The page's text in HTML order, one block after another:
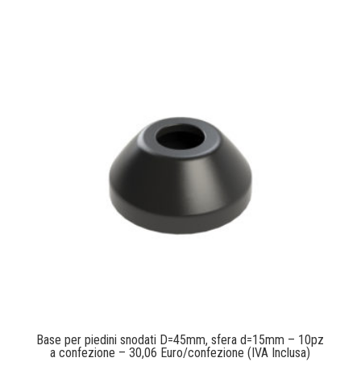
Base per piedini snodati D=45mm, sfera d=15mm – 10pz
a confezione – 30,06 Euro/confezione (IVA Inclusa)